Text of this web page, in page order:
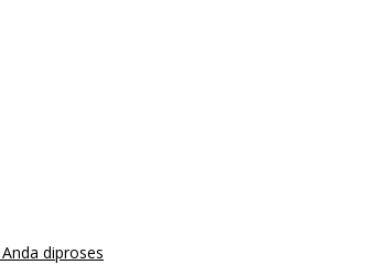
diproses